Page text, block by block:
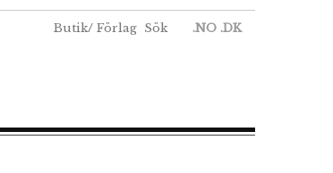
Butik/ Förlag Sök .NO .DK